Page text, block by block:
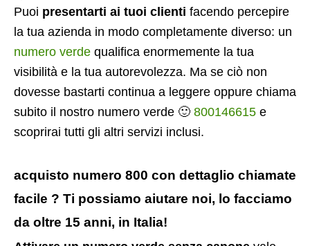
Puoi presentarti ai tuoi clienti facendo percepire
la tua azienda in modo completamente diverso: un
numero verde qualifica enormemente la tua
visibilità e la tua autorevolezza. Ma se ciò non
dovesse bastarti continua a leggere oppure chiama
subito il nostro numero verde 🙂 800146615 e
scoprirai tutti gli altri servizi inclusi.
acquisto numero 800 con dettaglio chiamate
facile ? Ti possiamo aiutare noi, lo facciamo
da oltre 15 anni, in Italia!